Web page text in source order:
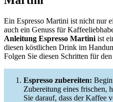
Ein Espresso Martini ist nicht nur
auch ein Genuss für
Anleitung Espresso Martini ist
diesen köstlichen Drink im
Folgen Sie diesen Schritten für
Espresso zubereiten:
Zubereitung eines frischen,
Sie darauf, dass der Kaffee